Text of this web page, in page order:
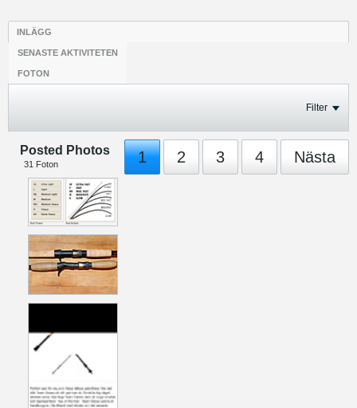
INLÄGG
SENASTE AKTIVITETEN
FOTON
Filter
1 2 3 4 Nästa
Posted Photos
31 Foton